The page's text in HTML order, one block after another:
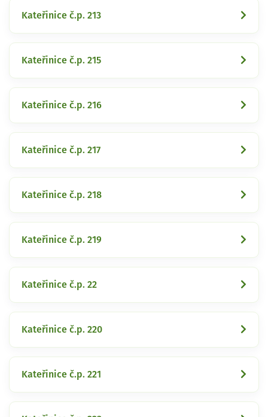
Kateřinice č.p. 213
Kateřinice č.p. 215
Kateřinice č.p. 216
Kateřinice č.p. 217
Kateřinice č.p. 218
Kateřinice č.p. 219
Kateřinice č.p. 22
Kateřinice č.p. 220
Kateřinice č.p. 221